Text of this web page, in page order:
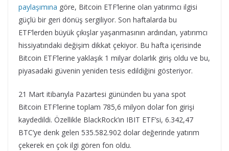
paylaşımına göre, Bitcoin ETF’lerine olan yatırımcı ilgisi
güçlü bir geri dönüş sergiliyor. Son haftalarda bu
ETF’lerden büyük çıkışlar yaşanmasının ardından, yatırımcı
hissiyatındaki değişim dikkat çekiyor. Bu hafta içerisinde
Bitcoin ETF’lerine yaklaşık 1 milyar dolarlık giriş oldu ve bu,
piyasadaki güvenin yeniden tesis edildiğini gösteriyor.
21 Mart itibarıyla Pazartesi gününden bu yana spot
Bitcoin ETF’lerine toplam 785,6 milyon dolar fon girişi
kaydedildi. Özellikle BlackRock’ın IBIT ETF’si, 6.342,47
BTC’ye denk gelen 535.582.902 dolar değerinde yatırım
çekerek en çok ilgi gören fon oldu.